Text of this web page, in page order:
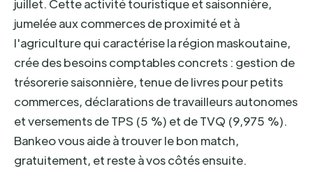
juillet. Cette activité touristique et saisonnière,
jumelée aux commerces de proximité et à
l'agriculture qui caractérise la région maskoutaine,
crée des besoins comptables concrets : gestion de
trésorerie saisonnière, tenue de livres pour petits
commerces, déclarations de travailleurs autonomes
et versements de TPS (5 %) et de TVQ (9,975 %).
Bankeo vous aide à trouver le bon match,
gratuitement, et reste à vos côtés ensuite.